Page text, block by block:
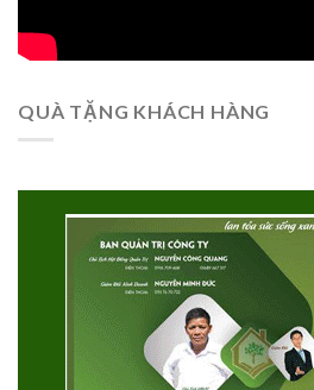
QUÀ TẶNG KHÁCH HÀNG